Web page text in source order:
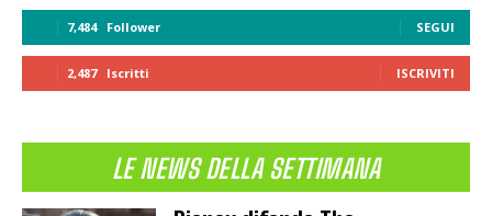
7,484 Follower SEGUI
2,487 Iscritti ISCRIVITI
LE NEWS DELLA SETTIMANA